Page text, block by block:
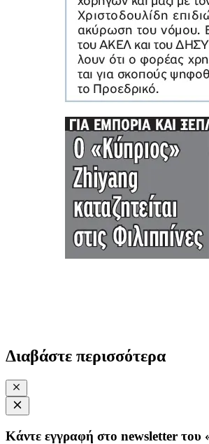
Διαβάστε περισσότερα
Κάντε εγγραφή στο newsletter του